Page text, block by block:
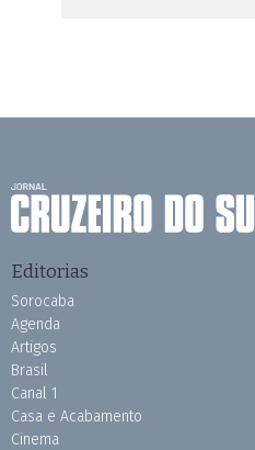
Editorias
Sorocaba
Agenda
Artigos
Brasil
Canal 1
Casa e Acabamento
Cinema